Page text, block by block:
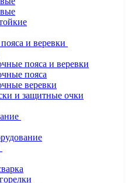
и веревки
пояса и веревки
пояса
веревки
и защитные очки